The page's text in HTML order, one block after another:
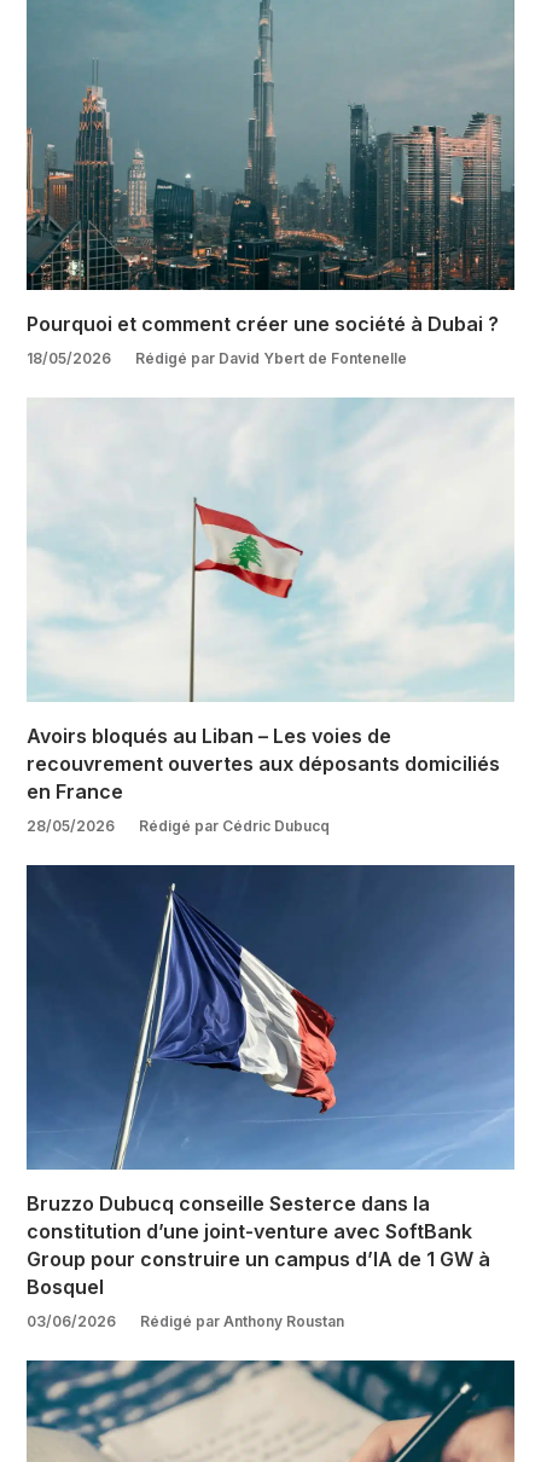
Bruzzo Dubucq conseille Sesterce dans la
constitution d’une joint-venture avec SoftBank
Group pour construire un campus d’IA de 1 GW à
Bosquel
03/06/2026 Rédigé par Anthony Roustan
Avoirs bloqués au Liban – Les voies de
recouvrement ouvertes aux déposants domiciliés
en France
28/05/2026 Rédigé par Cédric Dubucq
Pourquoi et comment créer une société à Dubai ?
18/05/2026 Rédigé par David Ybert de Fontenelle